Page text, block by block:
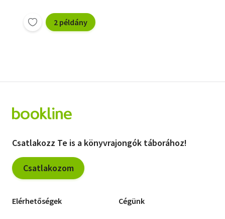
2 példány
Csatlakozz Te is a könyvrajongók táborához!
Csatlakozom
Elérhetőségek Cégünk